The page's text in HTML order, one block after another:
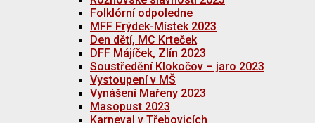
Folklórní odpoledne
MFF Frýdek-Místek 2023
Den dětí, MC Krteček
DFF Májíček, Zlín 2023
Soustředění Klokočov – jaro 2023
Vystoupení v MŠ
Vynášení Mařeny 2023
Masopust 2023
Karneval v Třebovicích